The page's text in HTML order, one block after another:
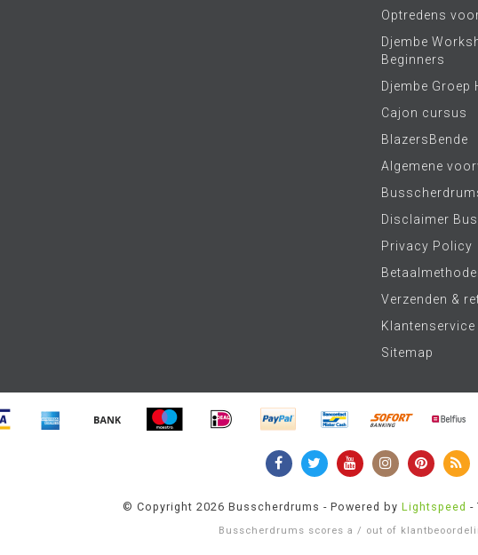
Optredens
Djembe
Beginners
Djembe Groep
Cajon cursus
BlazersBende
Algemene
Disclaimer
Privacy Policy
Verzenden &
Klantenservice
Sitemap
© Copyright 2026 Busscherdrums - Powered by Lightspeed -
Busscherdrums scores a / out of